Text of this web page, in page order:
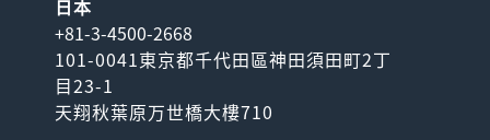
日本
+81-3-4500-2668
101-0041東京都千代田區神田須田町2丁
目23-1
天翔秋葉原万世橋大樓710